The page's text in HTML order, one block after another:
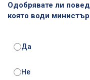
Одобрявате ли
която води
Да
Не